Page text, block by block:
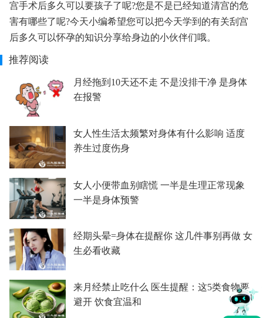
宫手术后多久可以要孩子了呢?您是不是已经知道清宫的危
害有哪些了呢?今天小编希望您可以把今天学到的有关刮宫
后多久可以怀孕的知识分享给身边的小伙伴们哦。
推荐阅读
月经拖到10天还不走 不是没排干净 是身体
在报警
女人性生活太频繁对身体有什么影响 适度
养生过度伤身
女人小便带血别瞎慌 一半是生理正常现象
一半是身体预警
经期头晕=身体在提醒你 这几件事别再做 女
生必看收藏
来月经禁止吃什么 医生提醒：这5类食物要
避开 饮食宜温和